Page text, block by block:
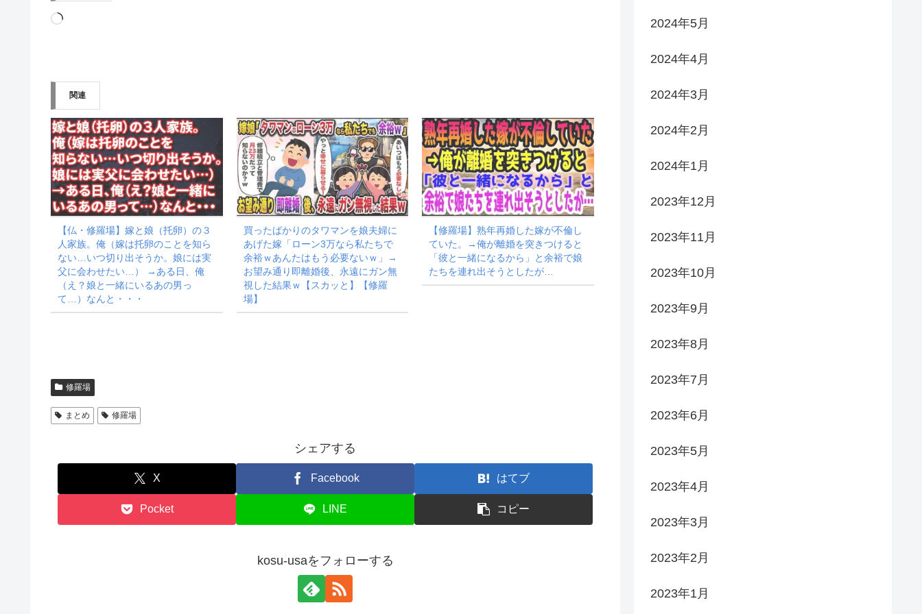
読
み
中…
関連
【仏・修羅場】嫁と娘（托卵）の３
人家族。俺（嫁は托卵のことを知ら
ない…いつ切り出そうか。娘には実
父に会わせたい…） →ある日、俺
（え？娘と一緒にいるあの男っ
て…）なんと・・・
買ったばかりのタワマンを娘夫婦に
あげた嫁「ローン3万なら私たちで
余裕ｗあんたはもう必要ないｗ」→
お望み通り即離婚後、永遠にガン無
視した結果ｗ【スカッと】【修羅
場】
【修羅場】熟年再婚した嫁が不倫し
ていた。→俺が離婚を突きつけると
「彼と一緒になるから」と余裕で娘
たちを連れ出そうとしたが…
修羅場
まとめ 修羅場
シェアする
X Facebook はてブ
Pocket LINE コピー
kosu-usaをフォローする
2024年5月
2024年4月
2024年3月
2024年2月
2024年1月
2023年12月
2023年11月
2023年10月
2023年9月
2023年8月
2023年7月
2023年6月
2023年5月
2023年4月
2023年3月
2023年2月
2023年1月